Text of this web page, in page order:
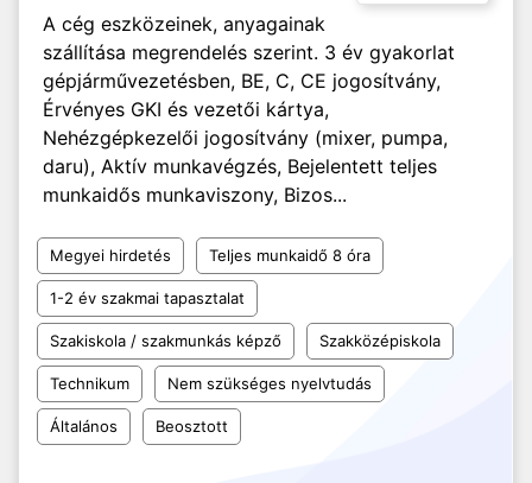
A cég eszközeinek, anyagainak
szállítása megrendelés szerint. 3 év gyakorlat
gépjárművezetésben, BE, C, CE jogosítvány,
Érvényes GKI és vezetői kártya,
Nehézgépkezelői jogosítvány (mixer, pumpa,
daru), Aktív munkavégzés, Bejelentett teljes
munkaidős munkaviszony, Bizos...
Megyei hirdetés Teljes munkaidő 8 óra
1-2 év szakmai tapasztalat
Szakiskola / szakmunkás képző Szakközépiskola
Technikum Nem szükséges nyelvtudás
Általános Beosztott